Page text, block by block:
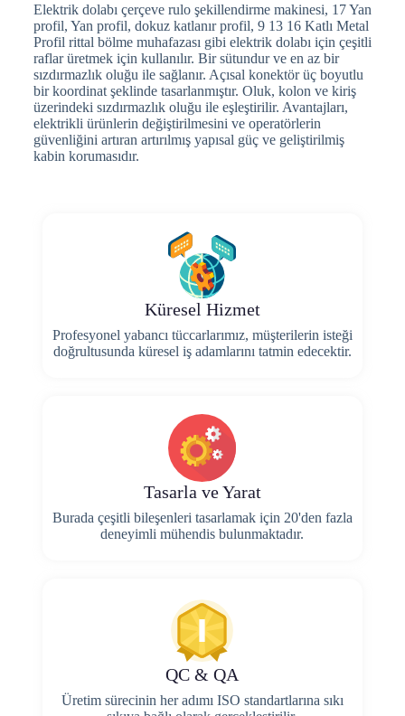
Elektrik dolabı çerçeve rulo şekillendirme makinesi, 17 Yan
profil, Yan profil, dokuz katlanır profil, 9 13 16 Katlı Metal
Profil rittal bölme muhafazası gibi elektrik dolabı için çeşitli
raflar üretmek için kullanılır. Bir sütundur ve en az bir
sızdırmazlık oluğu ile sağlanır. Açısal konektör üç boyutlu
bir koordinat şeklinde tasarlanmıştır. Oluk, kolon ve kiriş
üzerindeki sızdırmazlık oluğu ile eşleştirilir. Avantajları,
elektrikli ürünlerin değiştirilmesini ve operatörlerin
güvenliğini artıran artırılmış yapısal güç ve geliştirilmiş
kabin korumasıdır.
Küresel Hizmet
Profesyonel yabancı tüccarlarımız, müşterilerin isteği
doğrultusunda küresel iş adamlarını tatmin edecektir.
Tasarla ve Yarat
Burada çeşitli bileşenleri tasarlamak için 20'den fazla
deneyimli mühendis bulunmaktadır.
QC & QA
Üretim sürecinin her adımı ISO standartlarına sıkı